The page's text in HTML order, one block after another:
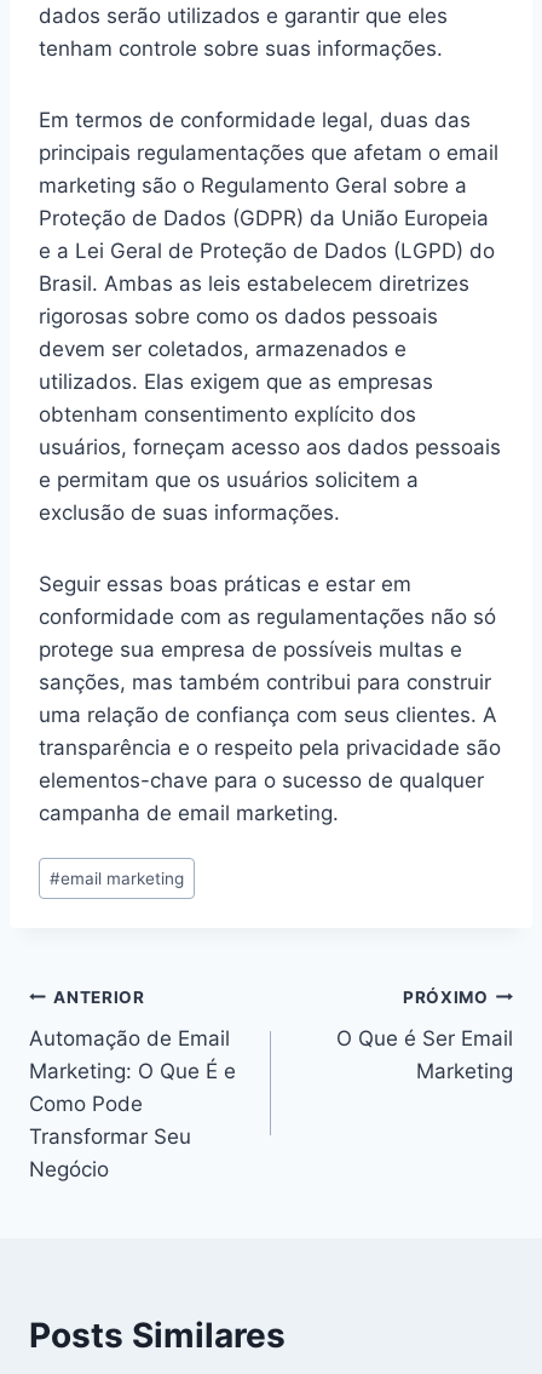
dados serão utilizados e garantir que eles
tenham controle sobre suas informações.
Em termos de conformidade legal, duas das
principais regulamentações que afetam o email
marketing são o Regulamento Geral sobre a
Proteção de Dados (GDPR) da União Europeia
e a Lei Geral de Proteção de Dados (LGPD) do
Brasil. Ambas as leis estabelecem diretrizes
rigorosas sobre como os dados pessoais
devem ser coletados, armazenados e
utilizados. Elas exigem que as empresas
obtenham consentimento explícito dos
usuários, forneçam acesso aos dados pessoais
e permitam que os usuários solicitem a
exclusão de suas informações.
Seguir essas boas práticas e estar em
conformidade com as regulamentações não só
protege sua empresa de possíveis multas e
sanções, mas também contribui para construir
uma relação de confiança com seus clientes. A
transparência e o respeito pela privacidade são
elementos-chave para o sucesso de qualquer
campanha de email marketing.
Tags
do
#email marketing
Navegação
de
Post
ANTERIOR
Automação de Email
Marketing: O Que É e
Como Pode
Transformar Seu
Negócio
PRÓXIMO
O Que é Ser Email
Marketing
Posts Similares